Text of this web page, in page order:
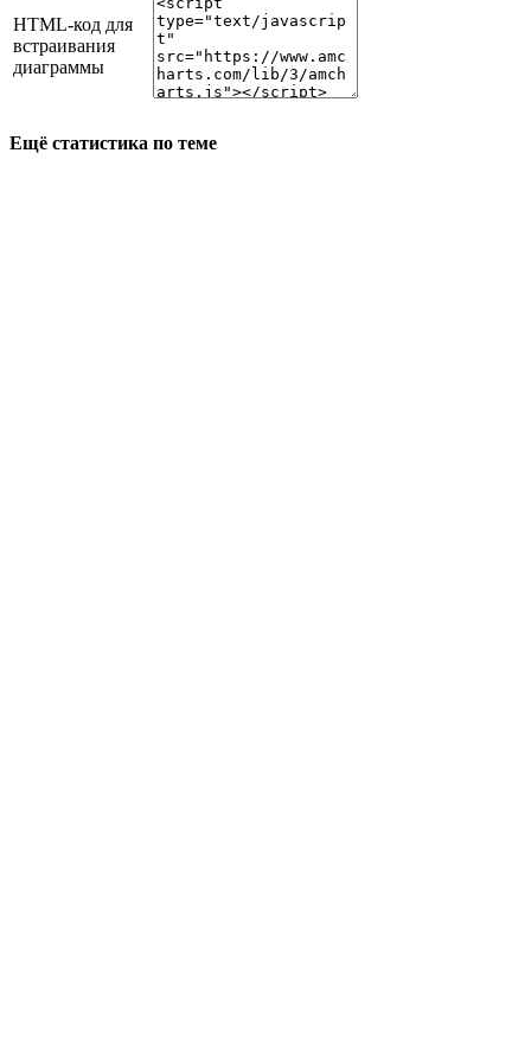
HTML-код для
встраивания
диаграммы
Ещё статистика по теме